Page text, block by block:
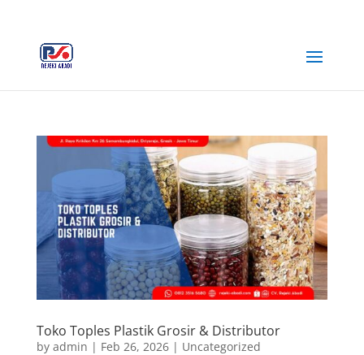
Toko Toples Plastik Grosir & Distributor
by admin | Feb 26, 2026| Uncategorized